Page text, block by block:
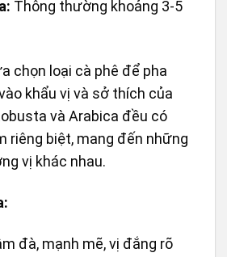
Thông thường khoảng 3-5
chọn loại cà phê để pha
khẩu vị và sở thích của
và Arabica đều có
riêng biệt, mang đến những
vị khác nhau.
đà, mạnh mẽ, vị đắng rõ